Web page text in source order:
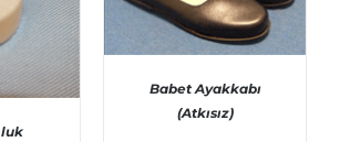
Babet Ayakkabı
(Atkısız)